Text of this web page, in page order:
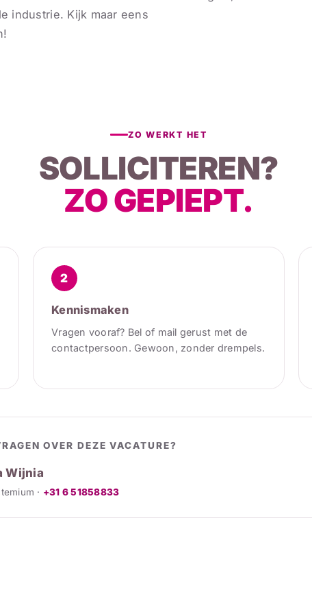
industrie. Kijk maar eens
ZO WERKT HET
SOLLICITEREN?
ZO GEPIEPT.
2
Kennismaken
Vragen vooraf? Bel of mail gerust met de
contactpersoon. Gewoon, zonder drempels.
OVER DEZE VACATURE?
Wijnia
· +31 6 51858833